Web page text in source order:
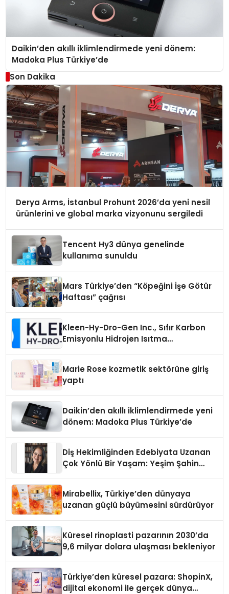
Daikin’den akıllı iklimlendirmede yeni dönem:
Madoka Plus Türkiye’de
Son Dakika
Derya Arms, İstanbul Prohunt 2026’da yeni nesil
ürünlerini ve global marka vizyonunu sergiledi
Tencent Hy3 dünya genelinde
kullanıma sunuldu
Mars Türkiye’den “Köpeğini İşe Götür
Haftası” çağrısı
Kleen-Hy-Dro-Gen Inc., Sıfır Karbon
Emisyonlu Hidrojen Isıtma
Marie Rose kozmetik sektörüne giriş
yaptı
Daikin’den akıllı iklimlendirmede yeni
dönem: Madoka Plus Türkiye’de
Diş Hekimliğinden Edebiyata Uzanan
Çok Yönlü Bir Yaşam: Yeşim Şahin
Mirabellix, Türkiye’den dünyaya
uzanan güçlü büyümesini sürdürüyor
Küresel rinoplasti pazarının 2030’da
9,6 milyar dolara ulaşması bekleniyor
Türkiye’den küresel pazara: ShopinX,
dijital ekonomi ile gerçek dünya